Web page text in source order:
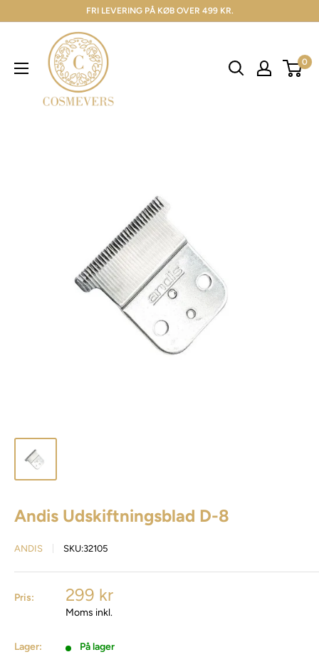
FRI LEVERING PÅ KØB OVER 499 KR.
0
Andis Udskiftningsblad D-8
ANDIS SKU:32105
Pris: 299 kr
Moms inkl.
Lager: På lager